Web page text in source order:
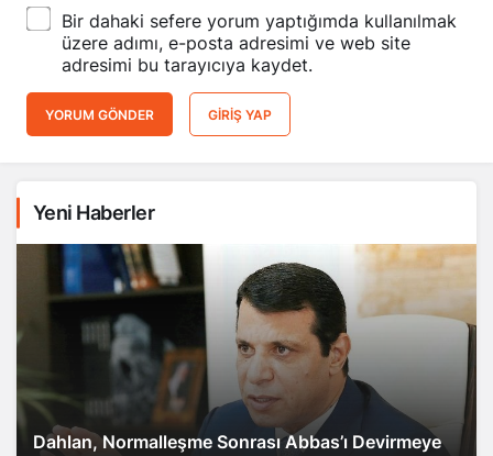
Bir dahaki sefere yorum yaptığımda kullanılmak
üzere adımı, e-posta adresimi ve web site
adresimi bu tarayıcıya kaydet.
YORUM GÖNDER GIRIŞ YAP
Yeni Haberler
Dahlan, Normalleşme Sonrası Abbas’ı Devirmeye